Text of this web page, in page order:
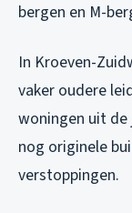
bergen en M-
In Kroeven-
vaker oudere
woningen uit de
nog originele
verstoppingen.